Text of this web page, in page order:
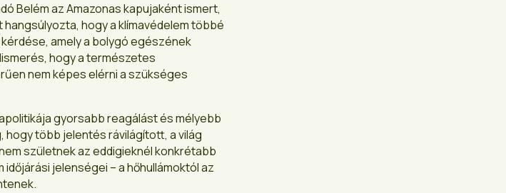
Belém az Amazonas kapujaként ismert,
hogy a klímavédelem többé
amely a bolygó egészének
hogy a természetes
nem képes elérni a szükséges
gyorsabb reagálást és mélyebb
több jelentés rávilágított, a világ
születnek az eddigieknél konkrétabb
jelenségei – a hőhullámoktól az